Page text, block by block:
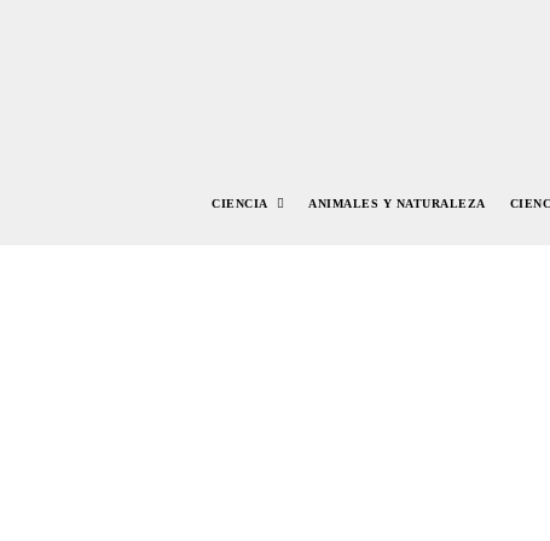
CIENCIA ANIMALES Y NATURALEZA